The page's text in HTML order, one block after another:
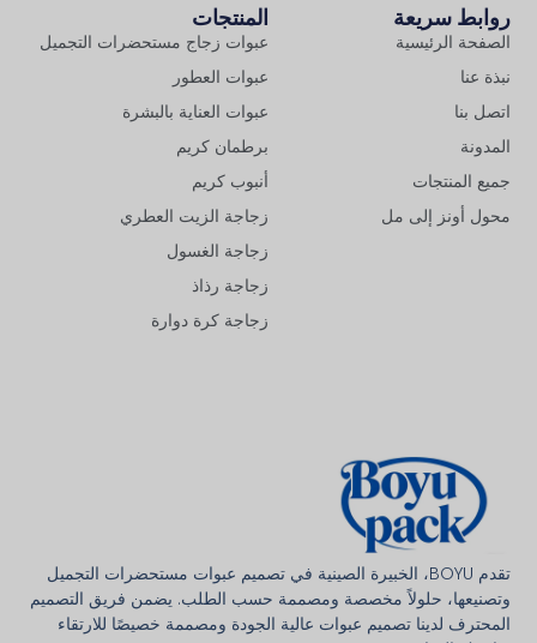
تقدم BOYU، الخبيرة الصينية في تصميم عبوات مستحضرات التجميل
وتصنيعها، حلولاً مخصصة ومصممة حسب الطلب. يضمن فريق التصميم
المحترف لدينا تصميم عبوات عالية الجودة ومصممة خصيصًا للارتقاء
المنتجات
عبوات زجاج مستحضرات التجميل
عبوات العطور
عبوات العناية بالبشرة
برطمان كريم
أنبوب كريم
زجاجة الزيت العطري
زجاجة الغسول
زجاجة رذاذ
زجاجة كرة دوارة
روابط سريعة
الصفحة الرئيسية
نبذة عنا
اتصل بنا
المدونة
جميع المنتجات
محول أونز إلى مل
日本語
한국어
Français
Deutsch